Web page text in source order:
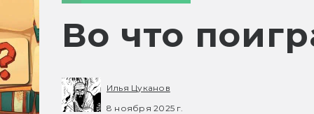
Во что
Илья Цуканов
8 ноября 2025 г.